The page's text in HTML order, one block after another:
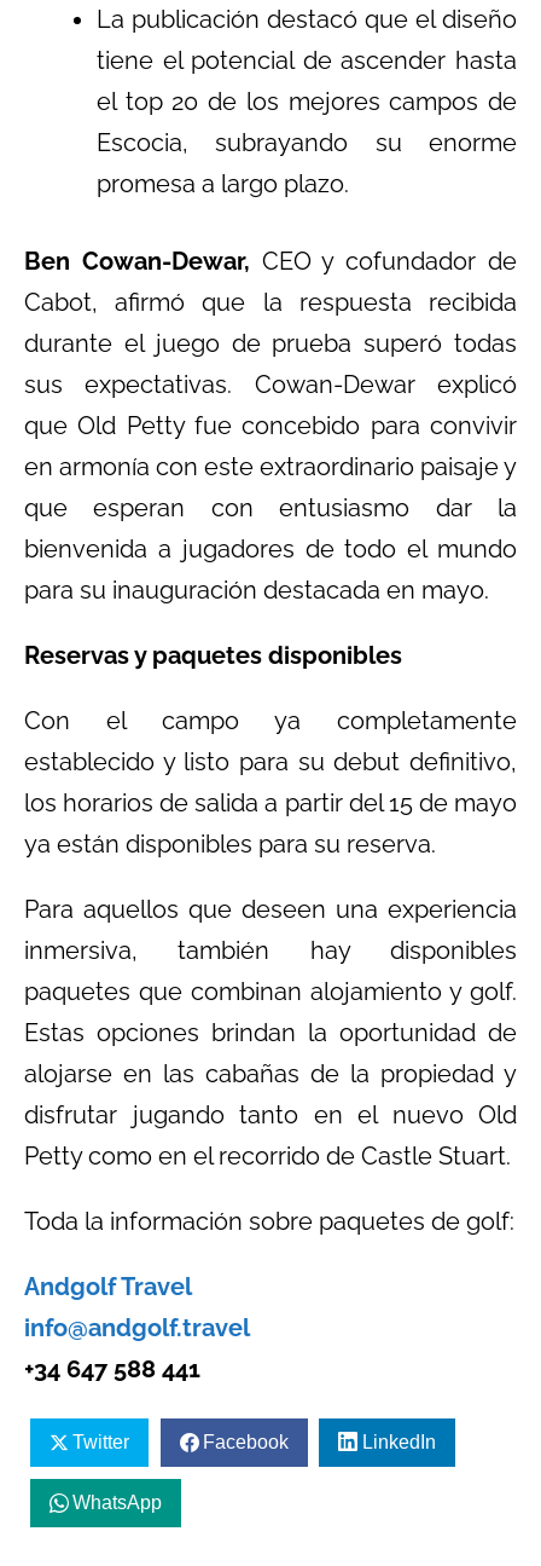
La publicación destacó que el diseño
tiene el potencial de ascender hasta
el top 20 de los mejores campos de
Escocia, subrayando su enorme
promesa a largo plazo.
Ben Cowan-Dewar, CEO y cofundador de
Cabot, afirmó que la respuesta recibida
durante el juego de prueba superó todas
sus expectativas. Cowan-Dewar explicó
que Old Petty fue concebido para convivir
en armonía con este extraordinario paisaje y
que esperan con entusiasmo dar la
bienvenida a jugadores de todo el mundo
para su inauguración destacada en mayo.
Reservas y paquetes disponibles
Con el campo ya completamente
establecido y listo para su debut definitivo,
los horarios de salida a partir del 15 de mayo
ya están disponibles para su reserva.
Para aquellos que deseen una experiencia
inmersiva, también hay disponibles
paquetes que combinan alojamiento y golf.
Estas opciones brindan la oportunidad de
alojarse en las cabañas de la propiedad y
disfrutar jugando tanto en el nuevo Old
Petty como en el recorrido de Castle Stuart.
Toda la información sobre paquetes de golf:
Andgolf Travel
info@andgolf.travel
+34 647 588 441
Twitter Facebook LinkedIn
WhatsApp